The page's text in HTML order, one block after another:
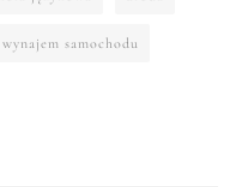
wynajem samochodu